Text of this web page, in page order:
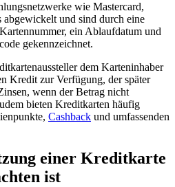
wie Mastercard,
und sind durch eine
ein Ablaufdatum und
gekennzeichnet.
dem Karteninhaber
Kredit zur Verfügung, der später
wenn der Betrag nicht
bieten Kreditkarten häufig
Cashback und umfassenden
einer Kreditkarte
ist